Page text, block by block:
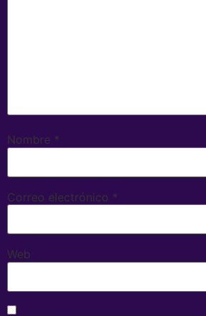
Nombre *
Correo electrónico *
Web